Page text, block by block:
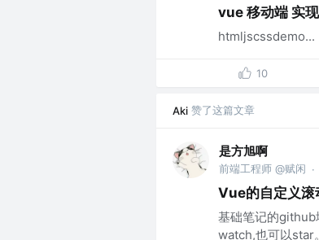
vue 移动端 实
htmljscssdemo...
10
Aki 赞了这篇文章
是方旭啊
前端工程师 @赋闲 ·
Vue的自定义
基础笔记的
watch,也可以star